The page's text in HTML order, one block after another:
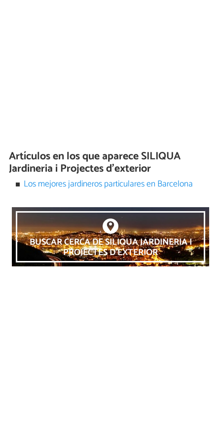
Artículos en los que aparece SILIQUA
Jardineria i Projectes d'exterior
Los mejores jardineros particulares en Barcelona
BUSCAR CERCA DE SILIQUA JARDINERIA I
PROJECTES D'EXTERIOR